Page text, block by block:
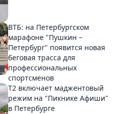
ВТБ: на Петербургском
марафоне "Пушкин –
Петербург" появится новая
беговая трасса для
профессиональных
спортсменов
Т2 включает маджентовый
режим на "Пикнике Афиши"
в Петербурге